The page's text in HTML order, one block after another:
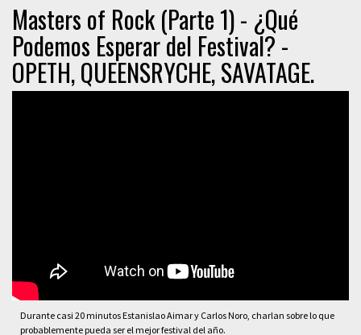
Masters of Rock (Parte 1) - ¿Qué
Podemos Esperar del Festival? -
OPETH, QUEENSRYCHE, SAVATAGE.
Durante casi 20 minutos Estanislao Aimar y Carlos Noro, charlan sobre lo que
probablemente pueda ser el mejor festival del año.